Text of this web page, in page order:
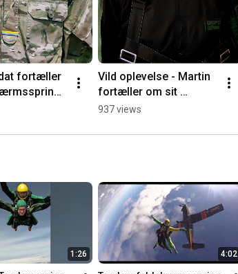
fortæller
hos
Vild oplevelse - Martin
fortæller om sit
faldskærmsudspring
Denmark
937 views
1:26 4:02